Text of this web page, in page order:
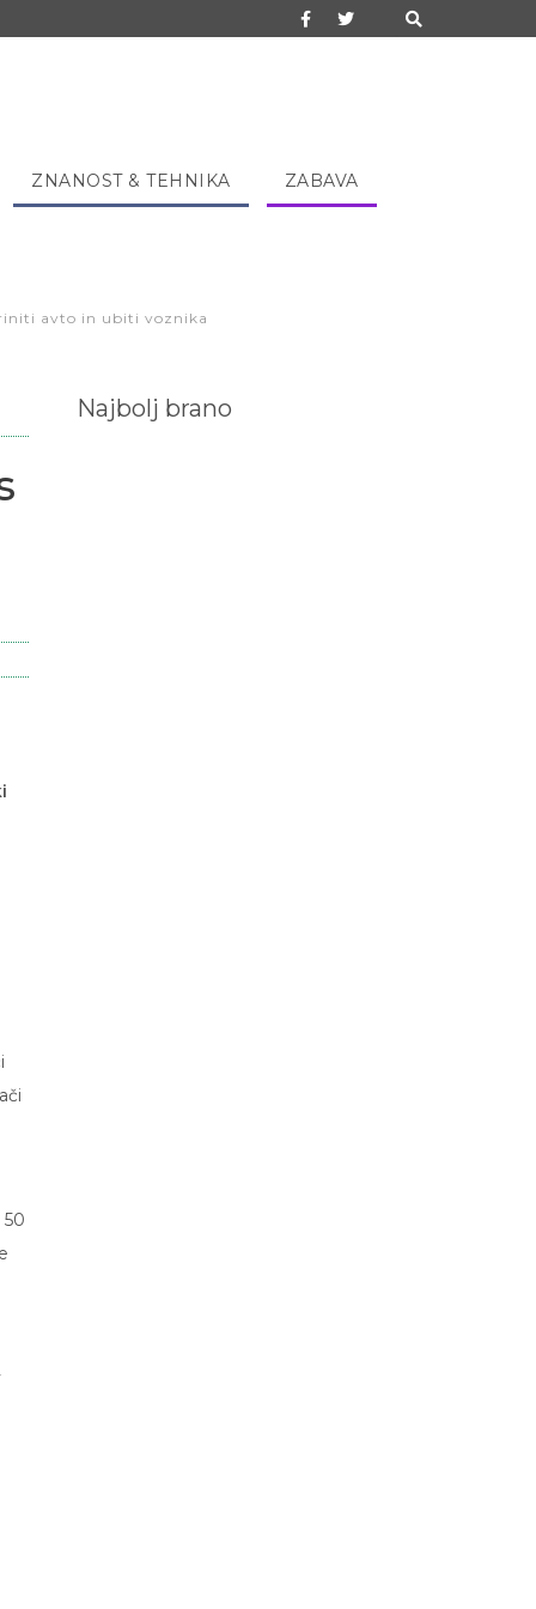
ZNANOST & TEHNIKA ZABAVA
avto in ubiti voznika
Najbolj brano